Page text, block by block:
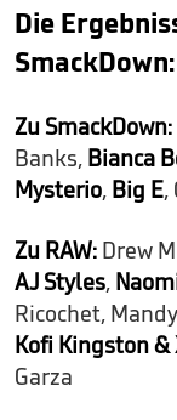
Die
SmackDown:
Zu SmackDown:
Banks, Bianca
Mysterio, Big E,
Zu RAW: Drew
AJ Styles,
Ricochet,
Kofi Kingston &
Garza